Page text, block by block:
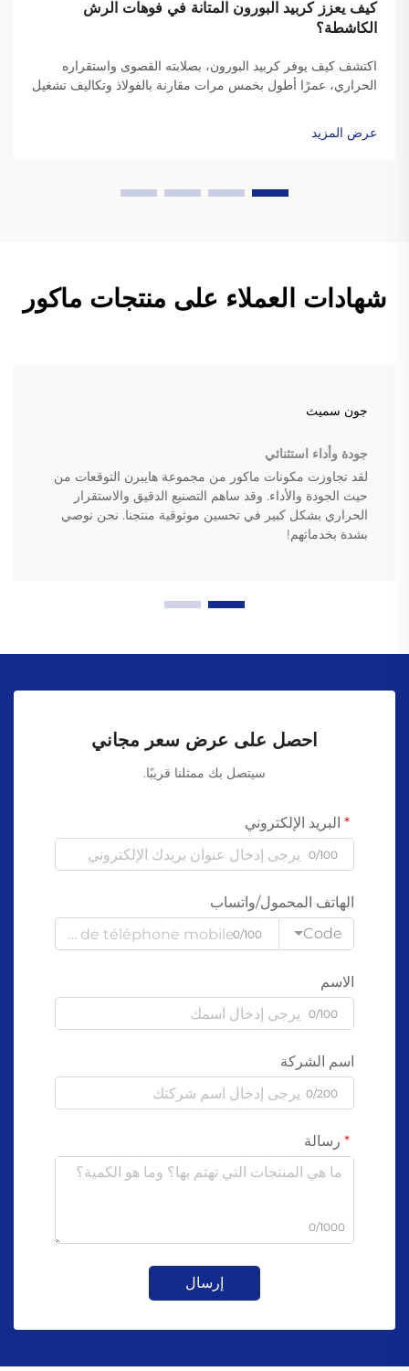
كيف يعزز كربيد البورون المتانة في فوهات الرش
الكاشطة؟
اكتشف كيف يوفر كربيد البورون، بصلابته القصوى واستقراره
الحراري، عمرًا أطول بخمس مرات مقارنة بالفولاذ وتكاليف تشغيل
حقيقية ورؤى حول العائد على الاستثمار.
عرض المزيد
شهادات العملاء على منتجات ماكور
جون سميث
جودة وأداء استثنائي
لقد تجاوزت مكونات ماكور من مجموعة هايبرن التوقعات من
حيث الجودة والأداء. وقد ساهم التصنيع الدقيق والاستقرار
الحراري بشكل كبير في تحسين موثوقية منتجنا. نحن نوصي
بشدة بخدماتهم!
احصل على عرض سعر مجاني
سيتصل بك ممثلنا قريبًا.
البريد الإلكتروني
0/100
الهاتف المحمول/واتساب
Code
0/100
الاسم
0/100
اسم الشركة
0/200
رسالة
0/1000
إرسال